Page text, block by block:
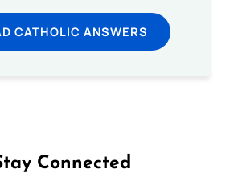
CATHOLIC ANSWERS
Connected